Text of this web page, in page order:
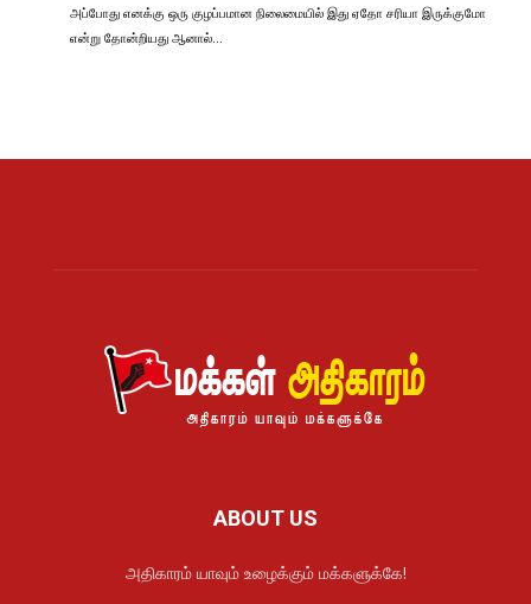
அப்போது எனக்கு ஒரு குழப்பமான நிலைமையில் இது ஏதோ சரியா இருக்குமோ
என்று தோன்றியது ஆனால்…
ABOUT US
அதிகாரம் யாவும் உழைக்கும் மக்களுக்கே!